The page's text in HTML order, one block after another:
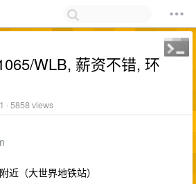
WLB, 薪资不错, 环
· 5858 views
近（大世界地铁站）